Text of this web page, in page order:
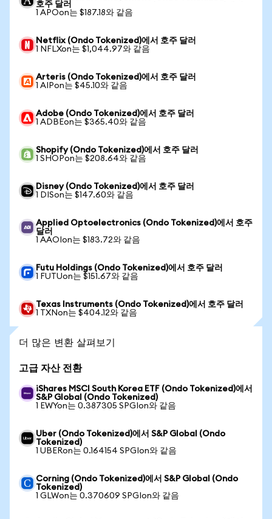
호주 달러
1 APOon는 $187.18와 같음
Netflix (Ondo Tokenized)에서 호주 달러
1 NFLXon는 $1,044.97와 같음
Arteris (Ondo Tokenized)에서 호주 달러
1 AIPon는 $45.10와 같음
Adobe (Ondo Tokenized)에서 호주 달러
1 ADBEon는 $365.40와 같음
Shopify (Ondo Tokenized)에서 호주 달러
1 SHOPon는 $208.64와 같음
Disney (Ondo Tokenized)에서 호주 달러
1 DISon는 $147.60와 같음
Applied Optoelectronics (Ondo Tokenized)에서 호주
달러
1 AAOIon는 $183.72와 같음
Futu Holdings (Ondo Tokenized)에서 호주 달러
1 FUTUon는 $151.67와 같음
Texas Instruments (Ondo Tokenized)에서 호주 달러
1 TXNon는 $404.12와 같음
더 많은 변환 살펴보기
고급 자산 전환
iShares MSCI South Korea ETF (Ondo Tokenized)에서
S&P Global (Ondo Tokenized)
1 EWYon는 0.387305 SPGIon와 같음
Uber (Ondo Tokenized)에서 S&P Global (Ondo
Tokenized)
1 UBERon는 0.164154 SPGIon와 같음
Corning (Ondo Tokenized)에서 S&P Global (Ondo
Tokenized)
1 GLWon는 0.370609 SPGIon와 같음